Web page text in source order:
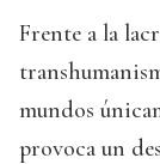
Frente a la
mundos
provoca un